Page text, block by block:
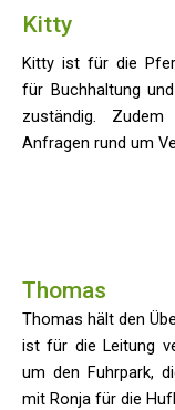
Kitty
Kitty ist für die
für Buchhaltung
zuständig.
Anfragen rund um
Thomas
Thomas hält den
ist für die Leitung
um den Fuhrpark,
mit Ronja für die